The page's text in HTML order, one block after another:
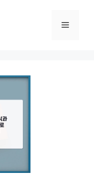
메